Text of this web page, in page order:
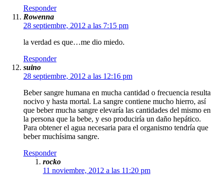
Responder
Rowenna
28 septiembre, 2012 a las 7:15 pm
la verdad es que…me dio miedo.
Responder
suino
28 septiembre, 2012 a las 12:16 pm
Beber sangre humana en mucha cantidad o frecuencia resulta
nocivo y hasta mortal. La sangre contiene mucho hierro, así
que beber mucha sangre elevaría las cantidades del mismo en
la persona que la bebe, y eso produciría un daño hepático.
Para obtener el agua necesaria para el organismo tendría que
beber muchísima sangre.
Responder
rocko
11 noviembre, 2012 a las 11:20 pm